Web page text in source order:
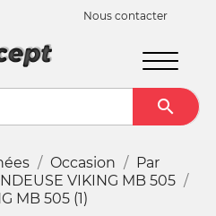
Nous contacter

Occasion
Par
VIKING MB 505
MB 505 (1)